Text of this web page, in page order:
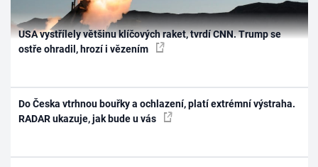
USA vystřílely většinu klíčových raket, tvrdí CNN. Trump se
ostře ohradil, hrozí i vězením
Do Česka vtrhnou bouřky a ochlazení, platí extrémní výstraha.
RADAR ukazuje, jak bude u vás